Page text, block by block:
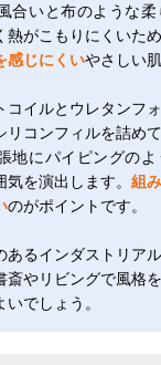
合いと布のような柔
がこもりにくいため
感じにくいやさしい
コイルとウレタンフ
リコンフィルを詰め
地にパイピングの
を演出します。 組
のがポイントです。
あるインダストリア
斎やリビングで風格
でしょう。